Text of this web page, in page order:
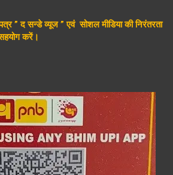
पत्र ” द सन्डे व्यूज ” एवं सोशल मीडिया की निरंतरता
करें।